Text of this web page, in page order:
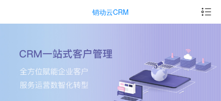
销动云CRM